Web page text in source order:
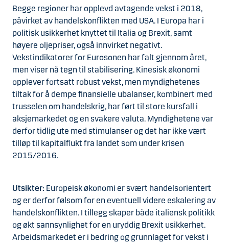
Begge regioner har opplevd avtagende vekst i 2018,
påvirket av handelskonflikten med USA. I Europa har i
politisk usikkerhet knyttet til Italia og Brexit, samt
høyere oljepriser, også innvirket negativt.
Vekstindikatorer for Eurosonen har falt gjennom året,
men viser nå tegn til stabilisering. Kinesisk økonomi
opplever fortsatt robust vekst, men myndighetenes
tiltak for å dempe finansielle ubalanser, kombinert med
trusselen om handelskrig, har ført til store kursfall i
aksjemarkedet og en svakere valuta. Myndighetene var
derfor tidlig ute med stimulanser og det har ikke vært
tilløp til kapitalflukt fra landet som under krisen
2015/2016.
Utsikter: Europeisk økonomi er svært handelsorientert
og er derfor følsom for en eventuell videre eskalering av
handelskonflikten. I tillegg skaper både italiensk politikk
og økt sannsynlighet for en uryddig Brexit usikkerhet.
Arbeidsmarkedet er i bedring og grunnlaget for vekst i